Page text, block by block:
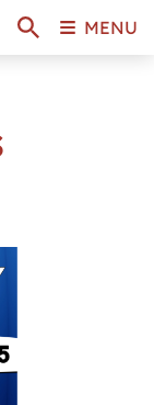
MENU